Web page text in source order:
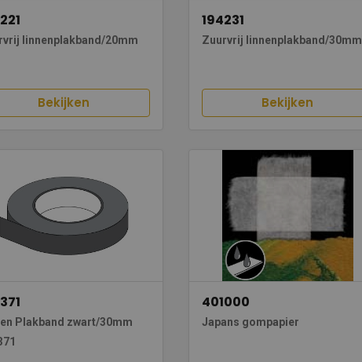
linnenplakband/20mm
Bekijken
194231
Zuurvrij linnenplakband/30mm
Bekijken
Plakband zwart/30mm
401000
Japans gompapier